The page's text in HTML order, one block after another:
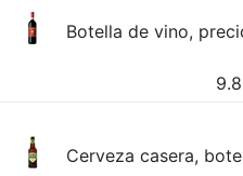
Botella de vino,
Cerveza casera,